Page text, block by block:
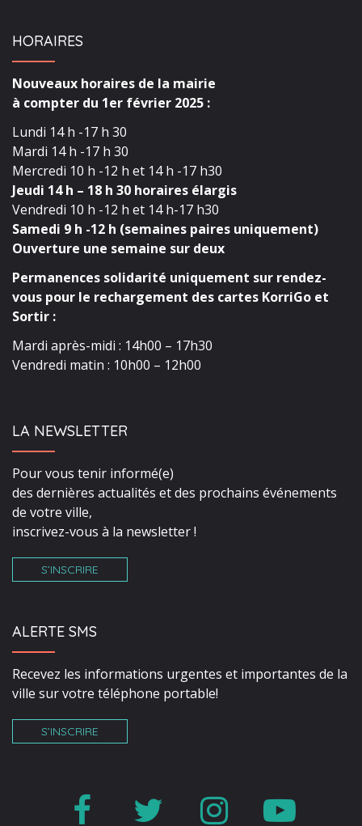
HORAIRES
Nouveaux horaires de la mairie
à compter du 1er février 2025 :
Lundi 14 h -17 h 30
Mardi 14 h -17 h 30
Mercredi 10 h -12 h et 14 h -17 h30
Jeudi 14 h – 18 h 30 horaires élargis
Vendredi 10 h -12 h et 14 h-17 h30
Samedi 9 h -12 h (semaines paires uniquement)
Ouverture une semaine sur deux
Permanences solidarité uniquement sur rendez-
vous pour le rechargement des cartes KorriGo et
Sortir :
Mardi après-midi : 14h00 – 17h30
Vendredi matin : 10h00 – 12h00
LA NEWSLETTER
Pour vous tenir informé(e)
des dernières actualités et des prochains événements
de votre ville,
inscrivez-vous à la newsletter !
S’INSCRIRE
ALERTE SMS
Recevez les informations urgentes et importantes de la
ville sur votre téléphone portable!
S’INSCRIRE
Lien Lien Lien